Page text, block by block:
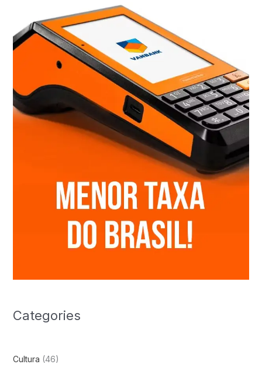
Categories
Cultura (46)